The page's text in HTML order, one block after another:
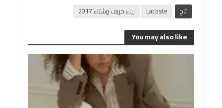
تاج Lacoste زياء خريف وشتاء 2017
You may also like